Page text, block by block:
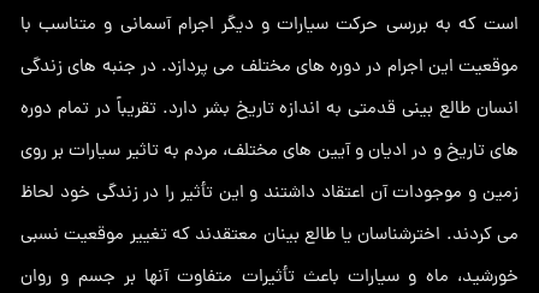
است که به بررسی حرکت سیارات و دیگر اجرام آسمانی و متناسب با
موقعیت این اجرام در دوره های مختلف می پردازد. در جنبه های زندگی
انسان طالع بینی قدمتی به اندازه تاریخ بشر دارد. تقریباً در تمام دوره
های تاریخ و در ادیان و آیین های مختلف، مردم به تاثیر سیارات بر روی
زمین و موجودات آن اعتقاد داشتند و این تأثیر را در زندگی خود لحاظ
می کردند. اخترشناسان یا طالع بینان معتقدند که تغییر موقعیت نسبی
خورشید، ماه و سیارات باعث تأثیرات متفاوت آنها بر جسم و روان